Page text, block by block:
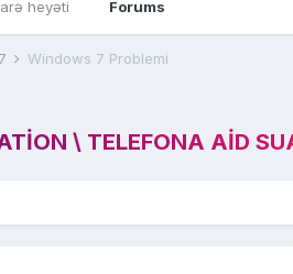
heyəti Forums
Windows 7 Problemi
\ TELEFONA AID